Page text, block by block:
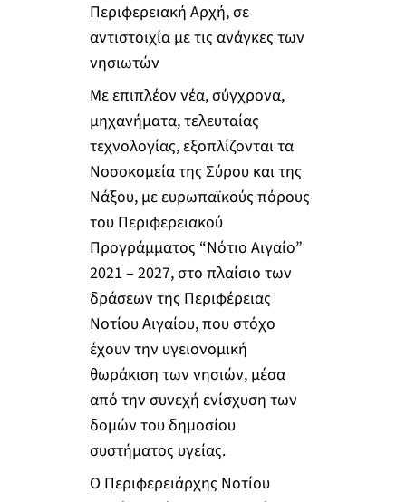
Περιφερειακή Αρχή, σε
αντιστοιχία με τις ανάγκες των
νησιωτών
Με επιπλέον νέα, σύγχρονα,
μηχανήματα, τελευταίας
τεχνολογίας, εξοπλίζονται τα
Νοσοκομεία της Σύρου και της
Νάξου, με ευρωπαϊκούς πόρους
του Περιφερειακού
Προγράμματος “Νότιο Αιγαίο”
2021 – 2027, στο πλαίσιο των
δράσεων της Περιφέρειας
Νοτίου Αιγαίου, που στόχο
έχουν την υγειονομική
θωράκιση των νησιών, μέσα
από την συνεχή ενίσχυση των
δομών του δημοσίου
συστήματος υγείας.
Ο Περιφερειάρχης Νοτίου